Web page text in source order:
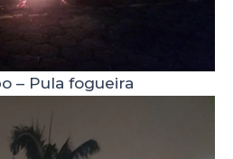
– Pula fogueira